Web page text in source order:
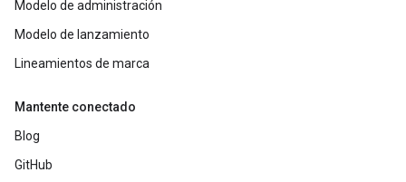
Modelo de administración
Modelo de lanzamiento
Lineamientos de marca
Mantente conectado
Blog
GitHub